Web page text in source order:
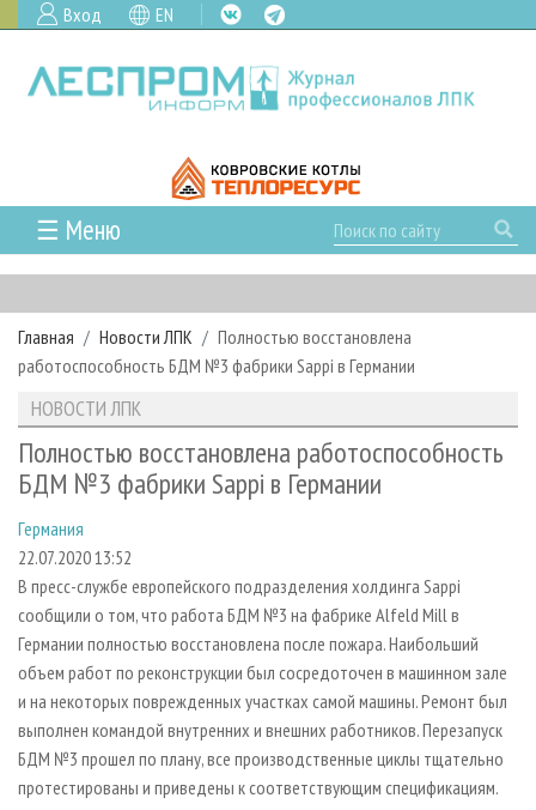
Вход EN
☰ Меню
ГЛАВНАЯ
РУБРИКИ И ТЕМЫ
РУБРИКИ ЖУРНАЛА
ЛЕСОЗАГОТОВКА
ЛЕСОПИЛЕНИЕ
СУШКА ДРЕВЕСИНЫ
ПРОИЗВОДСТВО ДРЕВЕСНЫХ ПЛИТ
ДЕРЕВЯННОЕ ДОМОСТРОЕНИЕ
ПРОИЗВОДСТВО МЕБЕЛИ
БИОЭНЕРГЕТИКА
ЦБП
ИНСТРУМЕНТ И МАТЕРИАЛЫ
НОВОСТИ
НОВОСТИ ЛПК
НОВОСТИ ЖУРНАЛА
ПРОЕКТЫ ЛПИ
АНАЛИТИКА
ПРЕДПРИЯТИЯ ЛПК
ПЕРСОНЫ
МОБИЛЬНЫЕ ВЫСТАВКИ
ОФИЦИАЛЬНЫЕ ДЕЛЕГАЦИИ
ПРИОРИТЕТНЫЕ ИНВЕСТПРОЕКТЫ
RUSSIAN FORESTRY REVIEW
ГАЗЕТА ЛЕСПРОМФОРУМ
БИБЛИОТЕКА СПЕЦИАЛИСТА
АРХИВ ЖУРНАЛОВ
О ЖУРНАЛЕ
КОНТАКТЫ
РЕКЛАМОДАТЕЛЯМ
РЕКЛАМА
РЕКЛАМА НА САЙТЕ
Главная Новости ЛПК
Полностью восстановлена
работоспособность БДМ №3 фабрики Sappi в Германии
НОВОСТИ ЛПК
Полностью восстановлена работоспособность
БДМ №3 фабрики Sappi в Германии
Германия
22.07.2020 13:52
В пресс-службе европейского подразделения холдинга Sappi
сообщили о том, что работа БДМ №3 на фабрике Alfeld Mill в
Германии полностью восстановлена после пожара. Наибольший
объем работ по реконструкции был сосредоточен в машинном зале
и на некоторых поврежденных участках самой машины. Ремонт был
выполнен командой внутренних и внешних работников. Перезапуск
БДМ №3 прошел по плану, все производственные циклы тщательно
протестированы и приведены к соответствующим спецификациям.